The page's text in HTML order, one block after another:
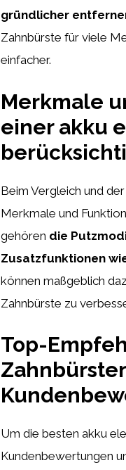
gründlicher
Zahnbürste für viele
einfacher.
Merkmale
einer akku
Beim Vergleich und
Merkmale und
gehören die
Zusatzfunktionen
können maßgeblich
Zahnbürste zu
Top-
Um die besten akku
Kundenbewertungen